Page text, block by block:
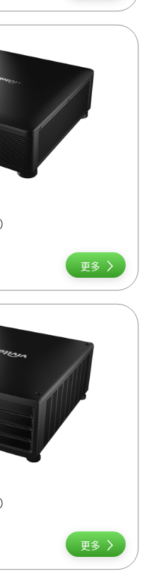
更多
更多